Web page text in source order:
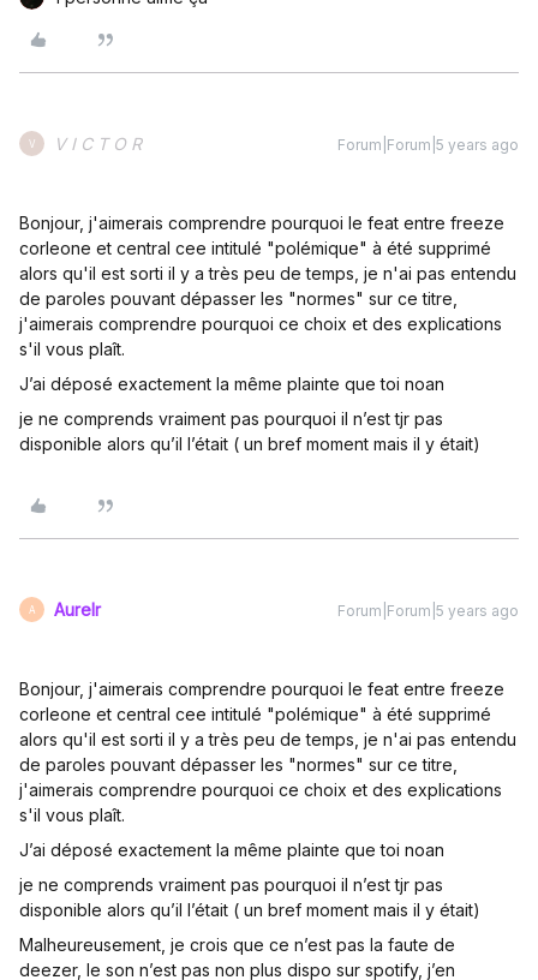
V V I C T O R Forum|Forum|5 years ago
Bonjour, j'aimerais comprendre pourquoi le feat entre freeze
corleone et central cee intitulé "polémique" à été supprimé
alors qu'il est sorti il y a très peu de temps, je n'ai pas entendu
de paroles pouvant dépasser les "normes" sur ce titre,
j'aimerais comprendre pourquoi ce choix et des explications
s'il vous plaît.
J’ai déposé exactement la même plainte que toi noan
je ne comprends vraiment pas pourquoi il n’est tjr pas
disponible alors qu’il l’était ( un bref moment mais il y était)
A Aurelr Forum|Forum|5 years ago
Bonjour, j'aimerais comprendre pourquoi le feat entre freeze
corleone et central cee intitulé "polémique" à été supprimé
alors qu'il est sorti il y a très peu de temps, je n'ai pas entendu
de paroles pouvant dépasser les "normes" sur ce titre,
j'aimerais comprendre pourquoi ce choix et des explications
s'il vous plaît.
J’ai déposé exactement la même plainte que toi noan
je ne comprends vraiment pas pourquoi il n’est tjr pas
disponible alors qu’il l’était ( un bref moment mais il y était)
Malheureusement, je crois que ce n’est pas la faute de
deezer, le son n’est pas non plus dispo sur spotify, j’en